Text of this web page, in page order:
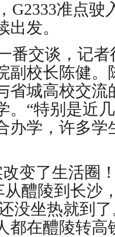
G2333准点
出发。
番交谈，记
副校长陈健
省城高校交
。“特别是近
办学，许多
变了生活圈
从醴陵到长沙
没坐热就到
都在醴陵转高